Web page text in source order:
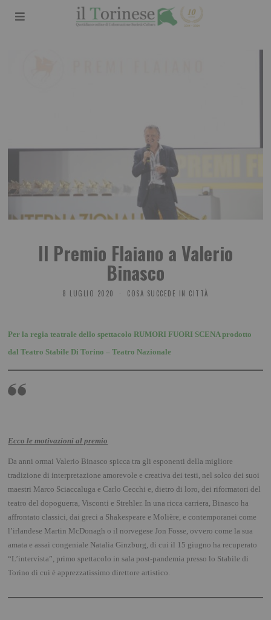
Il Premio Flaiano a Valerio
Binasco
8 LUGLIO 2020 COSA SUCCEDE IN CITTÀ
Per la regia teatrale dello spettacoloRUMORI FUORI SCENAprodotto
dal Teatro Stabile Di Torino – Teatro Nazionale
Ecco le motivazioni al premio
Da anni ormai Valerio Binasco spicca tra gli esponenti della migliore
tradizione di interpretazione amorevole e creativa dei testi, nel solco dei suoi
maestri Marco Sciaccaluga e Carlo Cecchi e, dietro di loro, dei riformatori del
teatro del dopoguerra, Visconti e Strehler. In una ricca carriera, Binasco ha
affrontato classici, dai greci a Shakespeare e Molière, e contemporanei come
l’irlandese Martin McDonagh o il norvegese Jon Fosse, ovvero come la sua
amata e assai congeniale Natalia Ginzburg, di cui il 15 giugno ha recuperato
“L’intervista”, primo spettacolo in sala post-pandemia presso lo Stabile di
Torino di cui è apprezzatissimo direttore artistico.